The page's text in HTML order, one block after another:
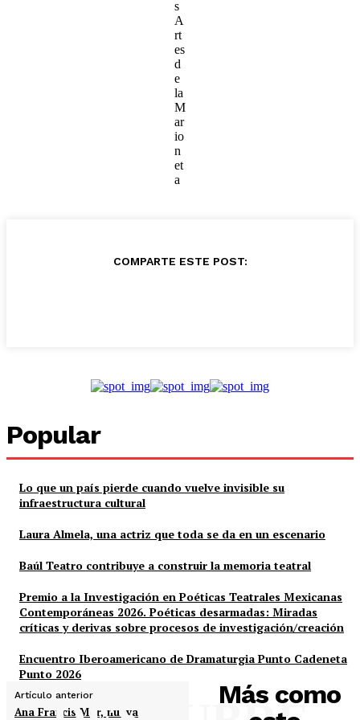
s
A
rt
es
d
e
la
M
ar
io
n
et
a
COMPARTE ESTE POST:
Popular
Lo que un país pierde cuando vuelve invisible su
infraestructura cultural
Laura Almela, una actriz que toda se da en un escenario
Baúl Teatro contribuye a construir la memoria teatral
Premio a la Investigación en Poéticas Teatrales Mexicanas
Contemporáneas 2026. Poéticas desarmadas: Miradas
críticas y derivas sobre procesos de investigación/creación
Encuentro Iberoamericano de Dramaturgia Punto Cadeneta
Punto 2026
Artículo anterior
Ana Francis Mor, nueva
Más como